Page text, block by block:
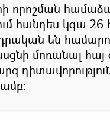
որոշման
հանդես կգա
են
մոռանալ հայ